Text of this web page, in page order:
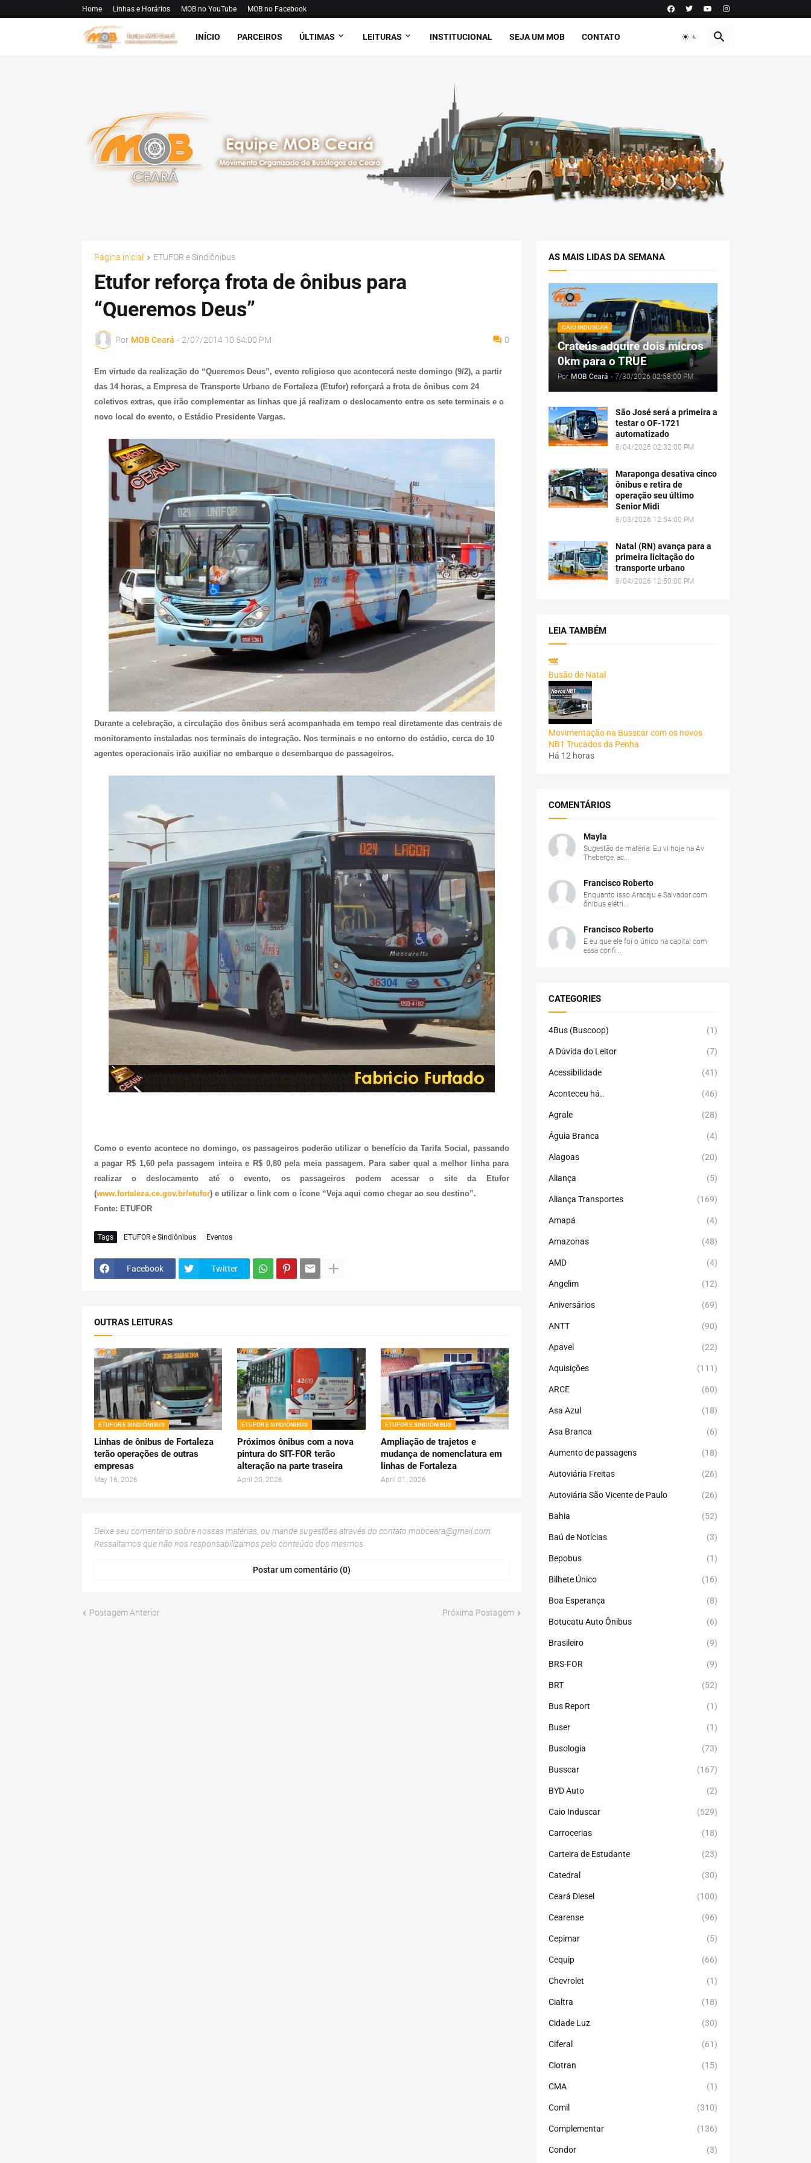
Home Linhas e Horários MOB no YouTube MOB no Facebook
INÍCIO PARCEIROS ÚLTIMAS LEITURAS INSTITUCIONAL SEJA UM MOB CONTATO
Página inicial ETUFOR e Sindiônibus
Etufor reforça frota de ônibus para
“Queremos Deus”
Por MOB Ceará - 2/07/2014 10:54:00 PM 0
Em virtude da realização do “Queremos Deus”, evento religioso que acontecerá neste domingo (9/2), a partir
das 14 horas, a Empresa de Transporte Urbano de Fortaleza (Etufor) reforçará a frota de ônibus com 24
coletivos extras, que irão complementar as linhas que já realizam o deslocamento entre os sete terminais e o
novo local do evento, o Estádio Presidente Vargas.
Durante a celebração, a circulação dos ônibus será acompanhada em tempo real diretamente das centrais de
monitoramento instaladas nos terminais de integração. Nos terminais e no entorno do estádio, cerca de 10
agentes operacionais irão auxiliar no embarque e desembarque de passageiros.
Como o evento acontece no domingo, os passageiros poderão utilizar o benefício da Tarifa Social, passando
a pagar R$ 1,60 pela passagem inteira e R$ 0,80 pela meia passagem. Para saber qual a melhor linha para
realizar o deslocamento até o evento, os passageiros podem acessar o site da Etufor
(www.fortaleza.ce.gov.br/etufor) e utilizar o link com o ícone “Veja aqui como chegar ao seu destino”.
Fonte: ETUFOR
Tags ETUFOR e Sindiônibus Eventos
Facebook Twitter
OUTRAS LEITURAS
ETUFOR E SINDIÔNIBUS
Linhas de ônibus de Fortaleza
terão operações de outras
empresas
May 16, 2026
ETUFOR E SINDIÔNIBUS
Próximos ônibus com a nova
pintura do SIT-FOR terão
alteração na parte traseira
April 20, 2026
ETUFOR E SINDIÔNIBUS
Ampliação de trajetos e
mudança de nomenclatura em
linhas de Fortaleza
April 01, 2026
Deixe seu comentário sobre nossas matérias, ou mande sugestões através do contato mobceara@gmail.com.
Ressaltamos que não nos responsabilizamos pelo conteúdo dos mesmos.
Postar um comentário (0)
Postagem Anterior Próxima Postagem
AS MAIS LIDAS DA SEMANA
CAIO INDUSCAR
Crateús adquire dois micros
0km para o TRUE
Por MOB Ceará - 7/30/2026 02:58:00 PM
São José será a primeira a
testar o OF-1721
automatizado
8/04/2026 02:32:00 PM
Maraponga desativa cinco
ônibus e retira de
operação seu último
Senior Midi
8/03/2026 12:54:00 PM
Natal (RN) avança para a
primeira licitação do
transporte urbano
8/04/2026 12:50:00 PM
LEIA TAMBÉM
Busão de Natal
Movimentação na Busscar com os novos
NB1 Trucados da Penha
Há 12 horas
COMENTÁRIOS
Mayla
Sugestão de matéria: Eu vi hoje na Av
Theberge, ac...
Francisco Roberto
Enquanto isso Aracaju e Salvador com
ônibus elétri...
Francisco Roberto
E eu que ele foi o único na capital com
essa confi...
CATEGORIES
4Bus (Buscoop) (1)
A Dúvida do Leitor (7)
Acessibilidade (41)
Aconteceu há.. (46)
Agrale (28)
Águia Branca (4)
Alagoas (20)
Aliança (5)
Aliança Transportes (169)
Amapá (4)
Amazonas (48)
AMD (4)
Angelim (12)
Aniversários (69)
ANTT (90)
Apavel (22)
Aquisições (111)
ARCE (60)
Asa Azul (18)
Asa Branca (6)
Aumento de passagens (18)
Autoviária Freitas (26)
Autoviária São Vicente de Paulo (26)
Bahia (52)
Baú de Notícias (3)
Bepobus (1)
Bilhete Único (16)
Boa Esperança (8)
Botucatu Auto Ônibus (6)
Brasileiro (9)
BRS-FOR (9)
BRT (52)
Bus Report (1)
Buser (1)
Busologia (73)
Busscar (167)
BYD Auto (2)
Caio Induscar (529)
Carrocerias (18)
Carteira de Estudante (23)
Catedral (30)
Ceará Diesel (100)
Cearense (96)
Cepimar (5)
Cequip (66)
Chevrolet (1)
Cialtra (18)
Cidade Luz (30)
Ciferal (61)
Clotran (15)
CMA (1)
Comil (310)
Complementar (136)
Condor (3)